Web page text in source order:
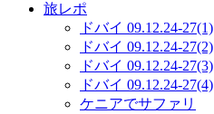
旅レポ
ドバイ 09.12.24-27(1)
ドバイ 09.12.24-27(2)
ドバイ 09.12.24-27(3)
ドバイ 09.12.24-27(4)
ケニアでサファリ